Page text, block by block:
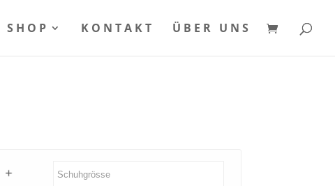
SHOP KONTAKT ÜBER UNS